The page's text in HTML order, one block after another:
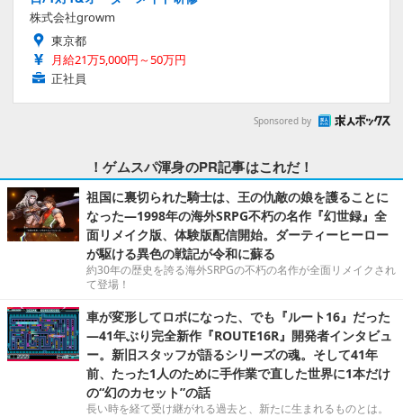
株式会社growm
東京都
月給21万5,000円～50万円
正社員
Sponsored by
！ゲムスパ渾身のPR記事はこれだ！
祖国に裏切られた騎士は、王の仇敵の娘を護ることに
なった―1998年の海外SRPG不朽の名作『幻世録』全
面リメイク版、体験版配信開始。ダーティーヒーロー
が駆ける異色の戦記が令和に蘇る
約30年の歴史を誇る海外SRPGの不朽の名作が全面リメイクされ
て登場！
車が変形してロボになった、でも『ルート16』だった
―41年ぶり完全新作『ROUTE16R』開発者インタビュ
ー。新旧スタッフが語るシリーズの魂。そして41年
前、たった1人のために手作業で直した世界に1本だけ
の“幻のカセット”の話
長い時を経て受け継がれる過去と、新たに生まれるものとは。